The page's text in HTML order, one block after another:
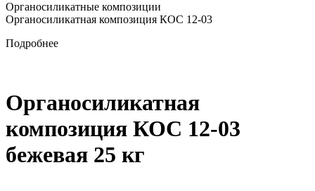
Органосиликатные композиции
Органосиликатная композиция КОС 12-03
Подробнее
Органосиликатная
композиция КОС 12-03
бежевая 25 кг